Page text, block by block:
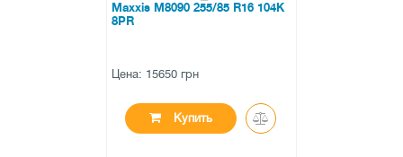
Maxxis M8090 255/85 R16 104K
8PR
Цена: 15650 грн
Купить